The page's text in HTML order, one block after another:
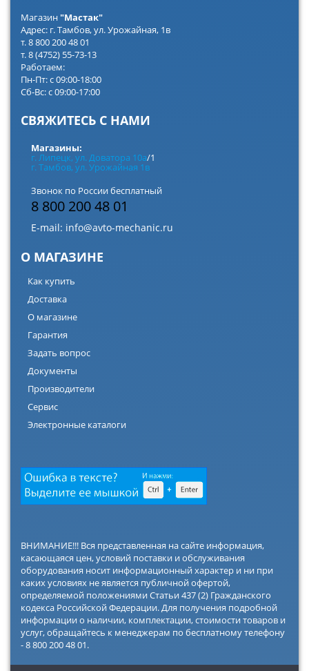
Магазин"Мастак"
Адрес: г. Тамбов, ул. Урожайная, 1в
т. 8 800 200 48 01
т. 8 (4752) 55-73-13
Работаем:
Пн-Пт: с 09:00-18:00
Сб-Вс: с 09:00-17:00
СВЯЖИТЕСЬ С НАМИ
Магазины:
г. Липецк, ул. Доватора 10а/1
г. Тамбов, ул. Урожайная 1в
Звонок по России бесплатный
8 800 200 48 01
E-mail: info@avto-mechanic.ru
О МАГАЗИНЕ
Как купить
Доставка
О магазине
Гарантия
Задать вопрос
Документы
Производители
Сервис
Электронные каталоги
ВНИМАНИЕ!!! Вся представленная на сайте информация,
касающаяся цен, условий поставки и обслуживания
оборудования носит информационный характер и ни при
каких условиях не является публичной офертой,
определяемой положениями Статьи 437 (2) Гражданского
кодекса Российской Федерации. Для получения подробной
информации о наличии, комплектации, стоимости товаров и
услуг, обращайтесь к менеджерам по бесплатному телефону
- 8 800 200 48 01.